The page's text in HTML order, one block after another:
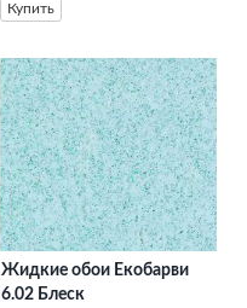
Купить
Жидкие обои Екобарви
6.02 Блеск